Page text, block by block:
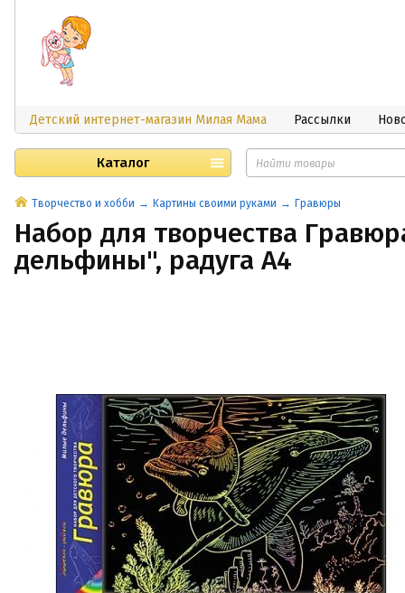
Детский интернет-магазин Милая Мама Рассылки
Каталог
Творчество и хобби Картины своими руками Гравюры
Набор для творчества
дельфины", радуга А4